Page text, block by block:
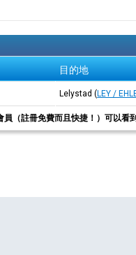
目的地
Lelystad (LEY /
員（註冊免費而且快捷！）可以